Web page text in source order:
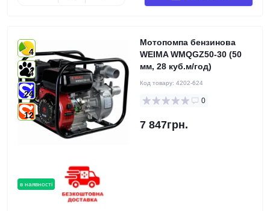
в наявності
4
4
24
12
Мотопомпа бензинова
WEIMA WMQGZ50-30 (50
мм, 28 куб.м/год)
Код товару: 4202-624
0
7 847грн.